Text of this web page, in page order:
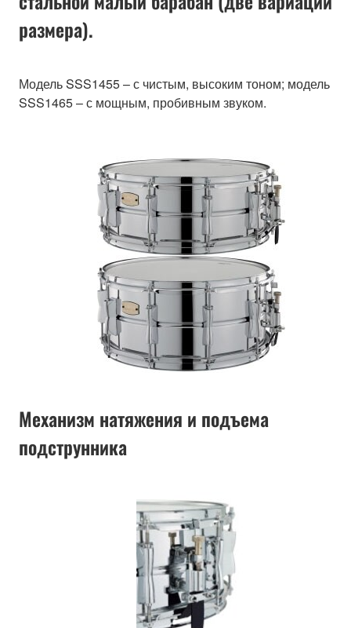
размера).
Модель SSS1455 – с чистым, высоким тоном; модель
SSS1465 – с мощным, пробивным звуком.
Механизм натяжения и подъема
подструнника